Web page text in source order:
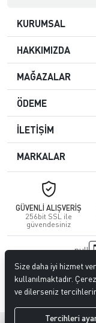
KURUMSAL
HAKKIMIZDA
MAĞAZALAR
ÖDEME
İLETİŞİM
MARKALAR
GÜVENLİ ALIŞVERİŞ
256bit SSL ile
güvendesiniz
null
© 2023
Hipotenüs ®
Size daha iyi hizmet
kullanılmaktadır.
ve dilerseniz
Tercihleri